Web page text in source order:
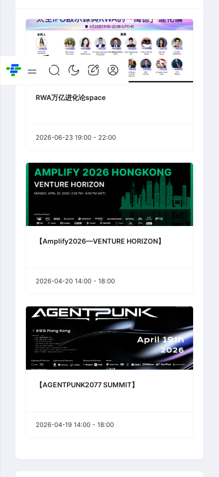
RWA万亿进化论space
2026-06-23 19:00 - 22:00
【Amplify2026—VENTURE HORIZON】
2026-04-20 14:00 - 18:00
【AGENTPUNK2077 SUMMIT】
2026-04-19 14:00 - 18:00